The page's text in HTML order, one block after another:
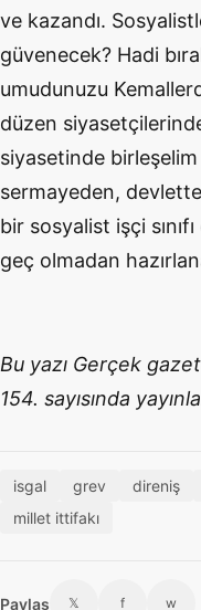
ve kazandı.
güvenecek? Hadi
umudunuzu
düzen
siyasetinde birleşelim
sermayeden,
bir sosyalist işçi
geç olmadan
Bu yazı Gerçek
154. sayısında
isgal grev direniş
millet ittifakı
Paylaş 𝕏 f w